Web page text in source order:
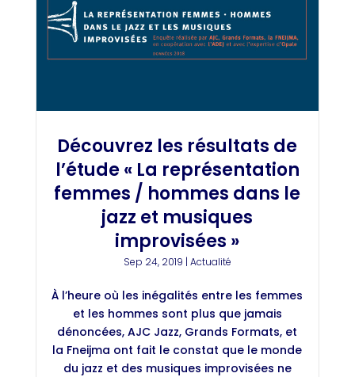
Découvrez les résultats de
l’étude « La représentation
femmes / hommes dans le
jazz et musiques
improvisées »
Sep 24, 2019 | Actualité
À l’heure où les inégalités entre les femmes
et les hommes sont plus que jamais
dénoncées, AJC Jazz, Grands Formats, et
la Fneijma ont fait le constat que le monde
du jazz et des musiques improvisées ne